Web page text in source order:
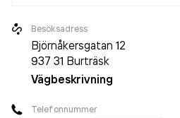
Besöksadress
Björnåkersgatan 12
937 31 Burträsk
Vägbeskrivning
Telefonnummer